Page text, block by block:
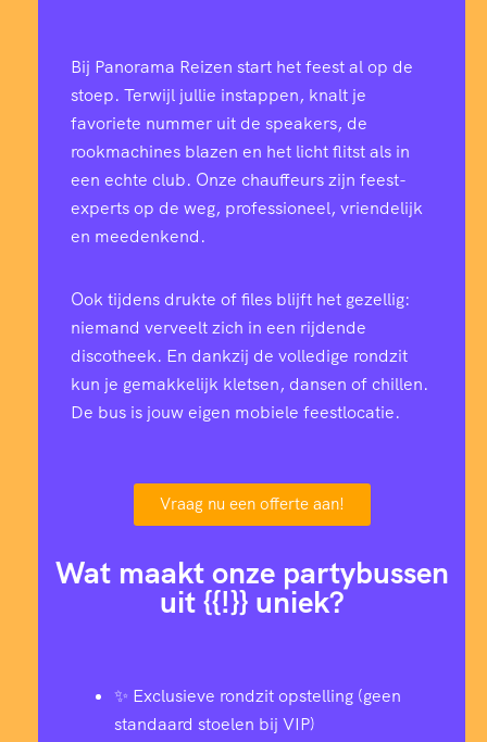
Bij Panorama Reizen start het feest al op de
stoep. Terwijl jullie instappen, knalt je
favoriete nummer uit de speakers, de
rookmachines blazen en het licht flitst als in
een echte club. Onze chauffeurs zijn feest-
experts op de weg, professioneel, vriendelijk
en meedenkend.
Ook tijdens drukte of files blijft het gezellig:
niemand verveelt zich in een rijdende
discotheek. En dankzij de volledige rondzit
kun je gemakkelijk kletsen, dansen of chillen.
De bus is jouw eigen mobiele feestlocatie.
Vraag nu een offerte aan!
Wat maakt onze partybussen
uit {{!}} uniek?
✨ Exclusieve rondzit opstelling (geen
standaard stoelen bij VIP)